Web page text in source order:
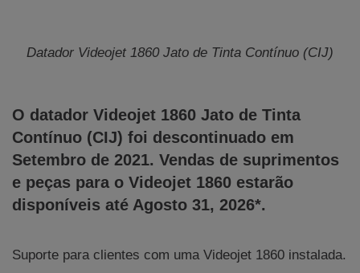
Datador Videojet 1860 Jato de Tinta Contínuo (CIJ)
O datador Videojet 1860 Jato de Tinta
Contínuo (CIJ) foi descontinuado em
Setembro de 2021. Vendas de suprimentos
e peças para o Videojet 1860 estarão
disponíveis até Agosto 31, 2026*.
Suporte para clientes com uma Videojet 1860 instalada.